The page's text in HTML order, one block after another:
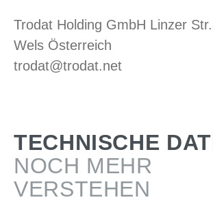
Trodat Holding GmbH Linzer
Wels Österreich
trodat@trodat.net
TECHNISCHE
NOCH MEHR
VERSTEHEN